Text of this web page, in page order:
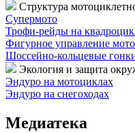
Структура
Супермото
Трофи-рейды на
Фигурное управление
Шоссейно-кольцевые
Экология и защита
Эндуро на мотоциклах
Эндуро на снегоходах
Медиатека